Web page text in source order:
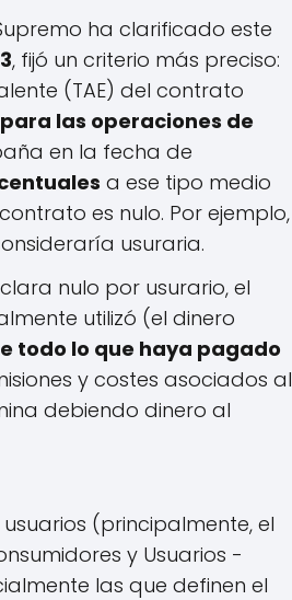
ha clarificado este
, fijó un criterio más preciso:
(TAE) del contrato
las operaciones de
en la fecha de
a ese tipo medio
es nulo. Por ejemplo,
usuraria.
nulo por usurario, el
utilizó (el dinero
todo lo que haya pagado
y costes asociados al
debiendo dinero al
(principalmente, el
y Usuarios -
las que definen el